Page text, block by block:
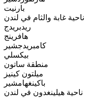
بارنيت
ناحية غابة والثام في لندن
ريدبريدج
هافرينج
كامبريدجشير
بيكسلي
منطقة ساتون
ميلتون كينيز
باكينغهامشير
ناحية هيلينغدون في لندن